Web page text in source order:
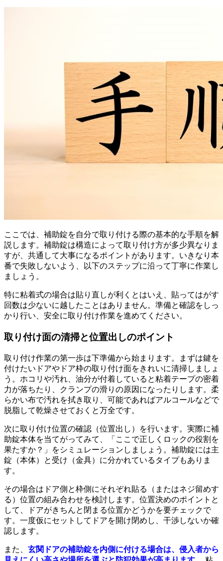
ここでは、補助錠を自分で取り付ける際の基本的な手順を解
説します。補助錠は構造によって取り付け方が多少異なりま
すが、共通して大事になるポイントがあります。いきなり本
番で失敗しないよう、以下のステップに沿って丁寧に作業し
ましょう。
特に粘着式の場合は貼り直しが利くとはいえ、貼ってはがす
回数は少ないに越したことはありません。準備と確認をしっ
かり行い、安全に取り付け作業を進めてください。
取り付け面の清掃と位置出しのポイント
取り付け作業の第一歩は下準備から始まります。まずは鍵を
付けたいドアやドア枠の取り付け面をきれいに清掃しましょ
う。ホコリや汚れ、油分が付着していると粘着テープの密着
力が落ちたり、クランプの滑りの原因になったりします。柔
らかい布で汚れを拭き取り、可能であればアルコールなどで
脱脂して乾燥させておくと万全です。
次に取り付け位置の確認（位置出し）を行います。実際に補
助錠本体を当てがってみて、「ここで正しくロックの役割を
果たすか？」をシミュレーションしましょう。補助錠には主
錠（本体）と受け（金具）に分かれているタイプもありま
す。
その場合はドア側と枠側にそれぞれ貼る（またはネジ留めす
る）位置の組み合わせを検討します。位置決めのポイントと
して、ドアがきちんと閉まる位置かどうかを要チェックで
す。一度仮にセットしてドアを開け閉めし、干渉しないか確
認します。
また、 玄関ドアの補助錠を内側に付ける場合は、侵入者から